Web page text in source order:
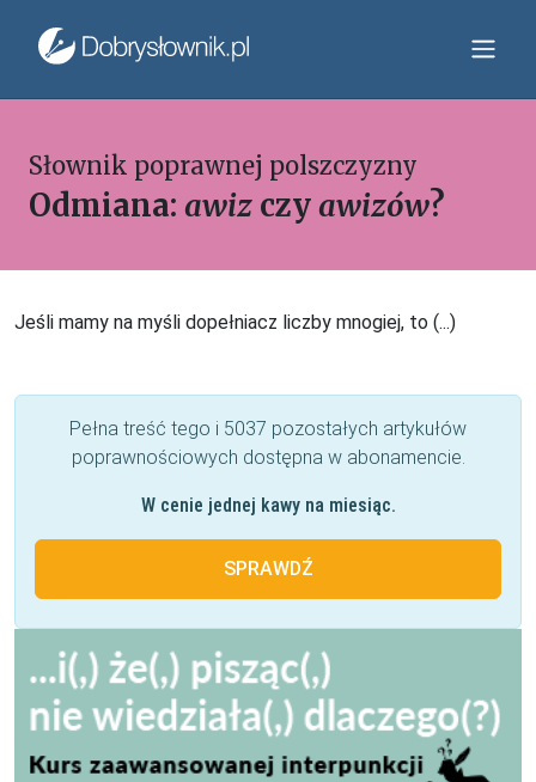
Słownik poprawnej polszczyzny
Odmiana: awiz czyawizów?
Jeśli mamy na myśli dopełniacz liczby mnogiej, to (...)
Pełna treść tego i 5037 pozostałych artykułów
poprawnościowych dostępna w abonamencie.
W cenie jednej kawy na miesiąc.
SPRAWDŹ